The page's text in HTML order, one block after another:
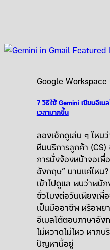
Google
7 วิธีใช้ Gemini เขียนอีเ
เวลามากขึ้น
ลองเช็กดูเล่น ๆ ไหม
ทีมบริการลูกค้า
การนั่งจ้องหน้าจอเพื่
อังกฤษ” นานแค่ไหน
เข้าไปดูแล พบว่าพนั
ชั่วโมงต่อวันเพียงเพื่อ
เป็นมืออาชีพ หรือพย
อีเมลโต้ตอบภาษาอั
ไม่หวาดไม่ไหว หาก
ปัญหานี้อยู่